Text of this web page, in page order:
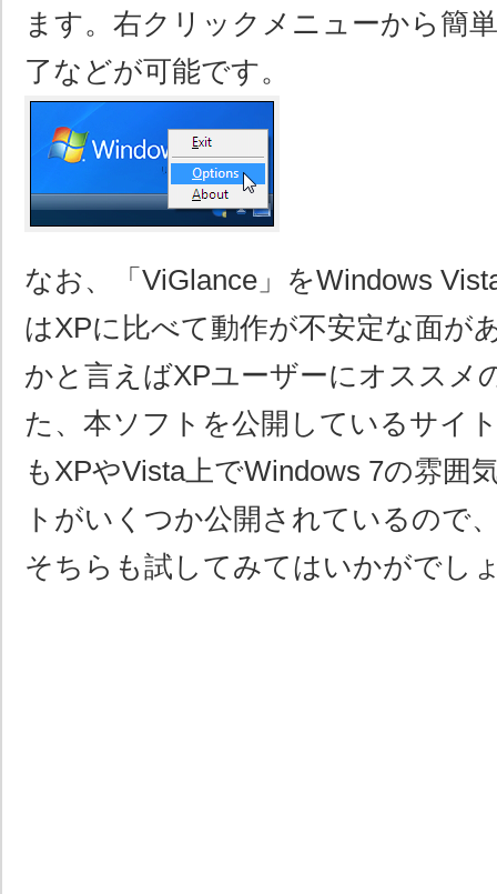
ます。右クリックメニューから簡
了などが可能です。
なお、「ViGlance」をWindows
はXPに比べて動作が不安定な面が
かと言えばXPユーザーにオススメ
た、本ソフトを公開しているサイ
もXPやVista上でWindows 7の雰囲
トがいくつか公開されているので
そちらも試してみてはいかがでし